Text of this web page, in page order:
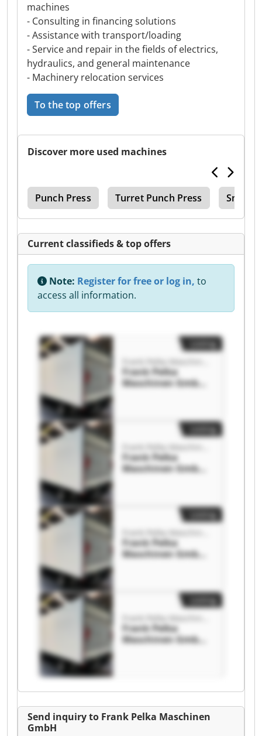
machines
- Consulting in financing solutions
- Assistance with transport/loading
- Service and repair in the fields of electrics,
hydraulics, and general maintenance
- Machinery relocation services
To the top offers
Discover more used machines
Punch Press Turret Punch Press Small
Current classifieds & top offers
Note: Register for free or log in, to
access all information.
Frank Pelka
Maschinen GmbH
Frank Pelka
Maschinen GmbH
Frank Pelka
Maschinen GmbH
Frank Pelka
Maschinen GmbH
Send inquiry to Frank Pelka Maschinen
GmbH